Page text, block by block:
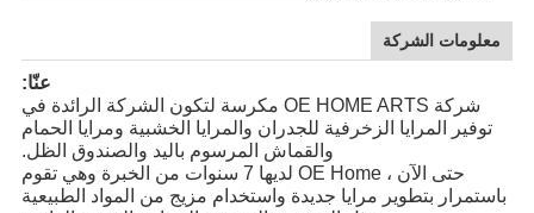
معلومات الشركة
عنّا:
شركة OE HOME ARTS مكرسة لتكون الشركة الرائدة في
توفير المرايا الزخرفية للجدران والمرايا الخشبية ومرايا الحمام
والقماش المرسوم باليد والصندوق الظل.
حتى الآن ، OE Home لديها 7 سنوات من الخبرة وهي تقوم
باستمرار بتطوير مرايا جديدة واستخدام مزيج من المواد الطبيعية